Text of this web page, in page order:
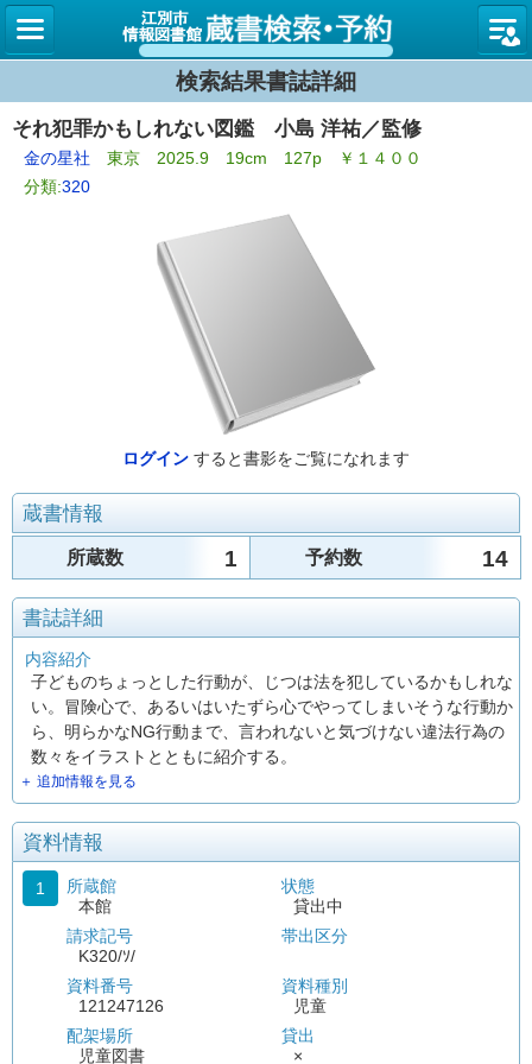
図書館
検索結果書誌詳細
それ犯罪かもしれない図鑑 小島 洋祐／監修
金の星社 東京 2025.9 19cm 127p ￥１４００
分類:320
ログイン すると書影をご覧になれます
蔵書情報
所蔵数 1 予約数 14
書誌詳細
内容紹介
子どものちょっとした行動が、じつは法を犯しているかもしれな
い。冒険心で、あるいはいたずら心でやってしまいそうな行動か
ら、明らかなNG行動まで、言われないと気づけない違法行為の
数々をイラストとともに紹介する。
＋ 追加情報を見る
資料情報
1
所蔵館
本館
請求記号
K320/ｿ/
資料番号
121247126
配架場所
児童図書
状態
貸出中
帯出区分
資料種別
児童
貸出
×